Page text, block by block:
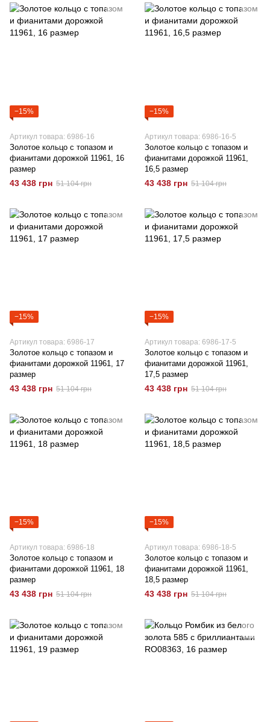
−15%
Артикул товара: 6986-16
Золотое кольцо с топазом и
фианитами дорожкой 11961, 16
размер
43 438 грн 51 104 грн
−15%
Артикул товара: 6986-16-5
Золотое кольцо с топазом и
фианитами дорожкой 11961,
16,5 размер
43 438 грн 51 104 грн
−15%
Артикул товара: 6986-17
Золотое кольцо с топазом и
фианитами дорожкой 11961, 17
размер
43 438 грн 51 104 грн
−15%
Артикул товара: 6986-17-5
Золотое кольцо с топазом и
фианитами дорожкой 11961,
17,5 размер
43 438 грн 51 104 грн
−15%
Артикул товара: 6986-18
Золотое кольцо с топазом и
фианитами дорожкой 11961, 18
размер
43 438 грн 51 104 грн
−15%
Артикул товара: 6986-18-5
Золотое кольцо с топазом и
фианитами дорожкой 11961,
18,5 размер
43 438 грн 51 104 грн